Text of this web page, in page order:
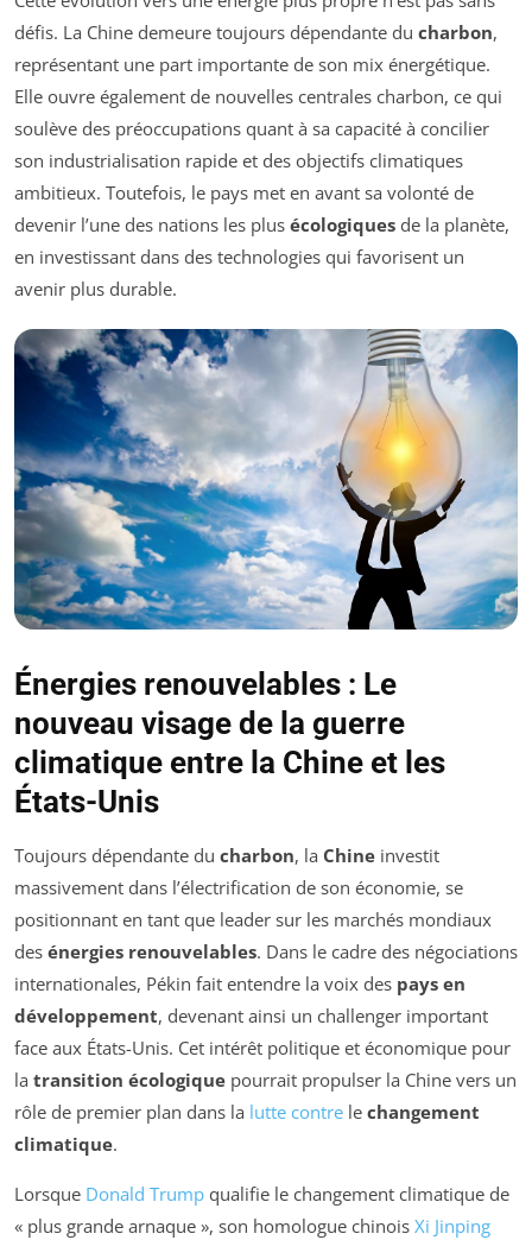
défis. La Chine demeure toujours dépendante du charbon,
représentant une part importante de son mix énergétique.
Elle ouvre également de nouvelles centrales charbon, ce qui
soulève des préoccupations quant à sa capacité à concilier
son industrialisation rapide et des objectifs climatiques
ambitieux. Toutefois, le pays met en avant sa volonté de
devenir l’une des nations les plus écologiques de la planète,
en investissant dans des technologies qui favorisent un
avenir plus durable.
Énergies renouvelables : Le
nouveau visage de la guerre
climatique entre la Chine et les
États-Unis
Toujours dépendante du charbon, la Chine investit
massivement dans l’électrification de son économie, se
positionnant en tant que leader sur les marchés mondiaux
des énergies renouvelables. Dans le cadre des négociations
internationales, Pékin fait entendre la voix des pays en
développement, devenant ainsi un challenger important
face aux États-Unis. Cet intérêt politique et économique pour
la transition écologique pourrait propulser la Chine vers un
rôle de premier plan dans la lutte contre le changement
climatique.
Lorsque Donald Trump qualifie le changement climatique de
« plus grande arnaque », son homologue chinois Xi Jinping